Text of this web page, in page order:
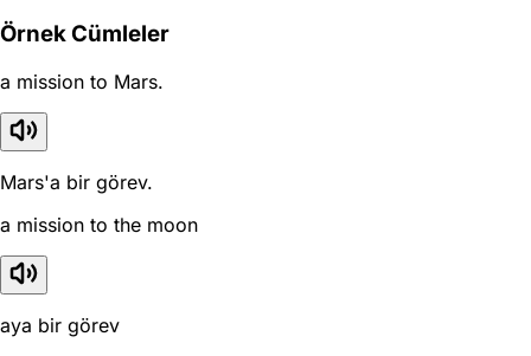
Örnek Cümleler
a mission to Mars.
Mars'a bir görev.
a mission to the moon
aya bir görev